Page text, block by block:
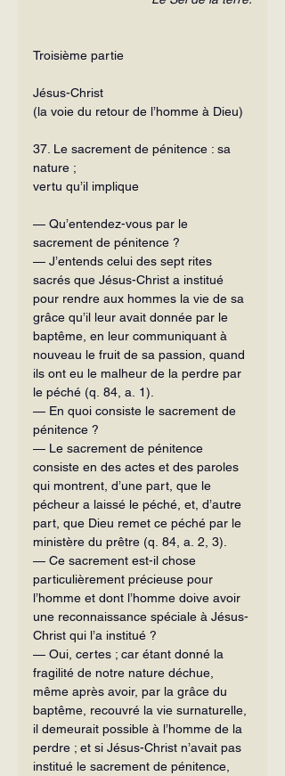
Troisième partie
Jésus-Christ
(la voie du retour de l’homme à Dieu)
37. Le sacrement de pénitence : sa
nature ;
vertu qu’il implique
— Qu’entendez-vous par le
sacrement de pénitence ?
— J’entends celui des sept rites
sacrés que Jésus-Christ a institué
pour rendre aux hommes la vie de sa
grâce qu’il leur avait donnée par le
baptême, en leur communiquant à
nouveau le fruit de sa passion, quand
ils ont eu le malheur de la perdre par
le péché (q. 84, a. 1).
— En quoi consiste le sacrement de
pénitence ?
— Le sacrement de pénitence
consiste en des actes et des paroles
qui montrent, d’une part, que le
pécheur a laissé le péché, et, d’autre
part, que Dieu remet ce péché par le
ministère du prêtre (q. 84, a. 2, 3).
— Ce sacrement est-il chose
particulièrement précieuse pour
l’homme et dont l’homme doive avoir
une reconnaissance spéciale à Jésus-
Christ qui l’a institué ?
— Oui, certes ; car étant donné la
fragilité de notre nature déchue,
même après avoir, par la grâce du
baptême, recouvré la vie surnaturelle,
il demeurait possible à l’homme de la
perdre ; et si Jésus-Christ n’avait pas
institué le sacrement de pénitence,